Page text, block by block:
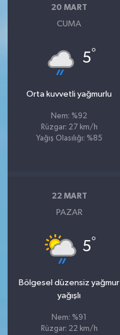
20 MART
CUMA
5°
Orta kuvvetli yağmurlu
Nem: %92
Rüzgar: 27 km/h
Yağış Olasılığı: %85
22 MART
PAZAR
5°
Bölgesel düzensiz yağmur
yağışlı
Nem: %91
Rüzgar: 22 km/h